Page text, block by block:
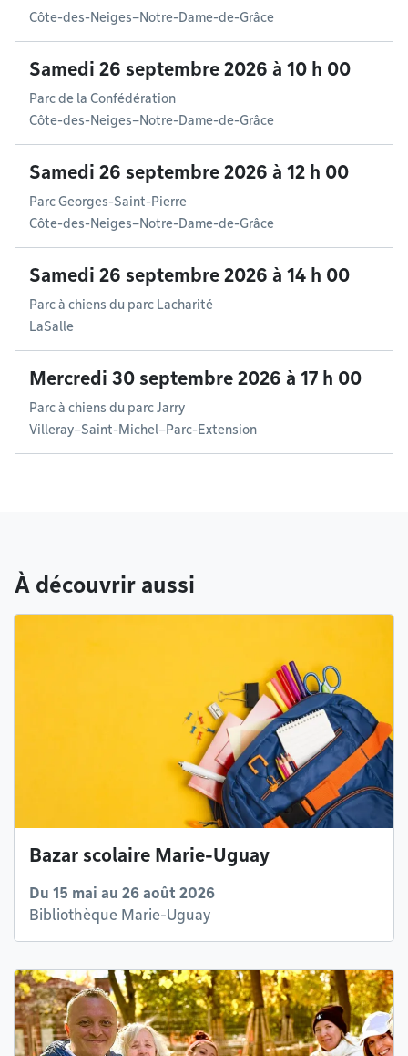
Côte-des-Neiges–Notre-Dame-de-Grâce
Samedi 26 septembre 2026 à 10 h 00
Parc de la Confédération
Côte-des-Neiges–Notre-Dame-de-Grâce
Samedi 26 septembre 2026 à 12 h 00
Parc Georges-Saint-Pierre
Côte-des-Neiges–Notre-Dame-de-Grâce
Samedi 26 septembre 2026 à 14 h 00
Parc à chiens du parc Lacharité
LaSalle
Mercredi 30 septembre 2026 à 17 h 00
Parc à chiens du parc Jarry
Villeray–Saint-Michel–Parc-Extension
À découvrir aussi
Bazar scolaire Marie-Uguay
Du 15 mai au 26 août 2026
Bibliothèque Marie-Uguay